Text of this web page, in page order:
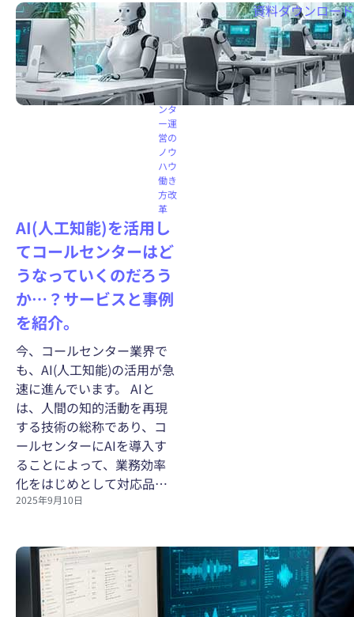
コー
ルセ
ンタ
ー機
能
コー
ルセ
ンタ
ー運
営の
ノウ
ハウ
働き
方改
革
AI(人工知能)を活用し
てコールセンターはど
うなっていくのだろう
か…？サービスと事例
を紹介。
今、コールセンター業界で
も、AI(人工知能)の活用が急
速に進んでいます。 AIと
は、人間の知的活動を再現
する技術の総称であり、コ
ールセンターにAIを導入す
ることによって、業務効率
化をはじめとして対応品…
2025年9月10日
コー
ルセ
ンタ
ー機
資料ダウンロード